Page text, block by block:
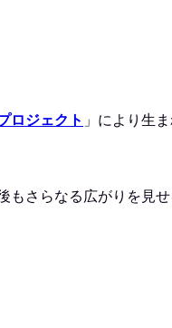
ロジェクト 」により生
さらなる広がりを見せ